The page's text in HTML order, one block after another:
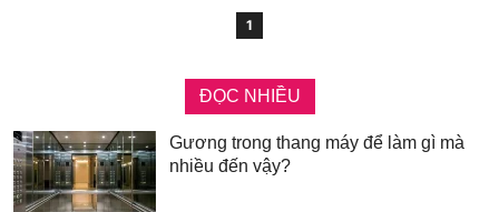
1
ĐỌC NHIỀU
Gương trong thang máy để làm gì mà
nhiều đến vậy?